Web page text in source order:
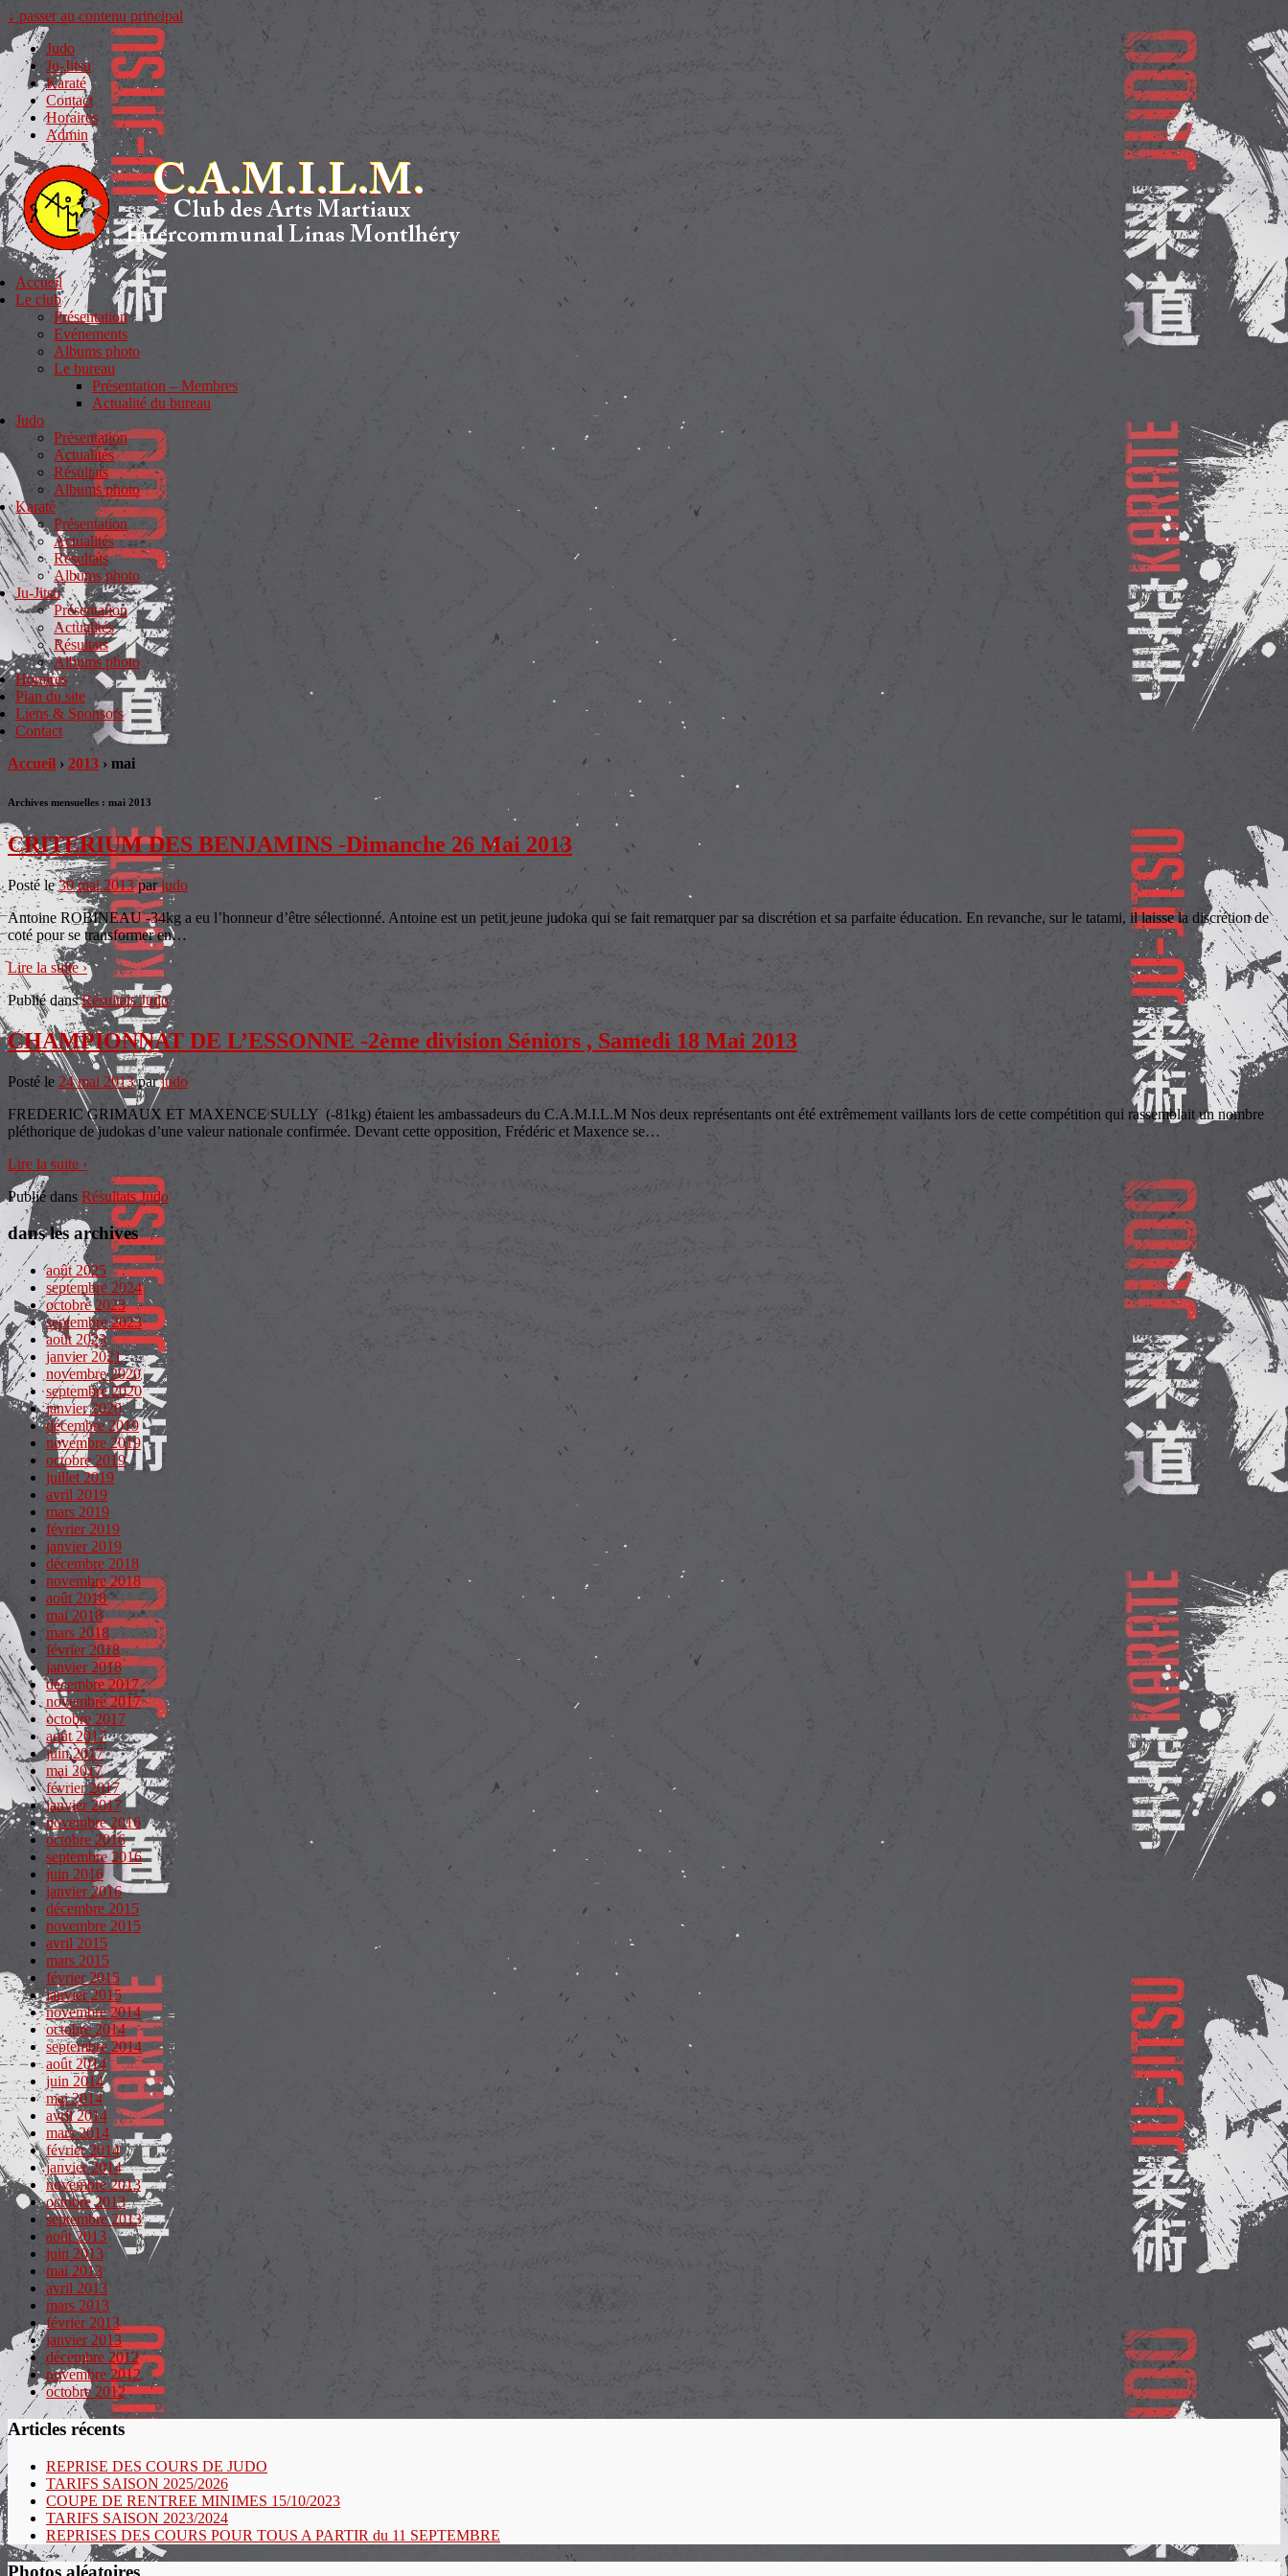
↓ passer au contenu principal
Judo
Ju-Jitsu
Karaté
Contact
Horaires
Admin
Accueil
Le club
Présentation
Evénements
Albums photo
Le bureau
Présentation – Membres
Actualité du bureau
Judo
Présentation
Actualités
Résultats
Albums photo
Karaté
Présentation
Actualités
Résultats
Albums photo
Ju-Jitsu
Présentation
Actualités
Résultats
Albums photo
Horaires
Plan du site
Liens & Sponsors
Contact
Accueil › 2013 › mai
Archives mensuelles : mai 2013
CRITERIUM DES BENJAMINS -Dimanche 26 Mai 2013
Posté le30 mai 2013parjudo
Antoine ROBINEAU -34kg a eu l’honneur d’être sélectionné. Antoine est un petit jeune judoka qui se fait remarquer par sa discrétion et sa parfaite éducation. En revanche, sur le tatami, il laisse la discrétion de
coté pour se transformer en…
Lire la suite ›
Publié dansRésultats Judo
CHAMPIONNAT DE L’ESSONNE -2ème division Séniors , Samedi 18 Mai 2013
Posté le 24 mai 2013parjudo
FREDERIC GRIMAUX ET MAXENCE SULLY (-81kg) étaient les ambassadeurs du C.A.M.I.L.M Nos deux représentants ont été extrêmement vaillants lors de cette compétition qui rassemblait un nombre
pléthorique de judokas d’une valeur nationale confirmée. Devant cette opposition, Frédéric et Maxence se…
Lire la suite ›
Publié dans Résultats Judo
dans les archives
août 2025
septembre 2024
octobre 2023
septembre 2023
août 2023
janvier 2021
novembre 2020
septembre 2020
janvier 2020
décembre 2019
novembre 2019
octobre 2019
juillet 2019
avril 2019
mars 2019
février 2019
janvier 2019
décembre 2018
novembre 2018
août 2018
mai 2018
mars 2018
février 2018
janvier 2018
décembre 2017
novembre 2017
octobre 2017
août 2017
juin 2017
mai 2017
février 2017
janvier 2017
novembre 2016
octobre 2016
septembre 2016
juin 2016
janvier 2016
décembre 2015
novembre 2015
avril 2015
mars 2015
février 2015
janvier 2015
novembre 2014
octobre 2014
septembre 2014
août 2014
juin 2014
mai 2014
avril 2014
mars 2014
février 2014
janvier 2014
novembre 2013
octobre 2013
septembre 2013
août 2013
juin 2013
mai 2013
avril 2013
mars 2013
février 2013
janvier 2013
décembre 2012
novembre 2012
octobre 2012
Articles récents
REPRISE DES COURS DE JUDO
TARIFS SAISON 2025/2026
COUPE DE RENTREE MINIMES 15/10/2023
TARIFS SAISON 2023/2024
REPRISES DES COURS POUR TOUS A PARTIR du 11 SEPTEMBRE
Photos aléatoires